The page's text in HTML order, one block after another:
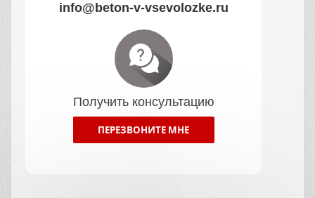
info@beton-v-vsevolozke.ru
Получить консультацию
ПЕРЕЗВОНИТЕ МНЕ